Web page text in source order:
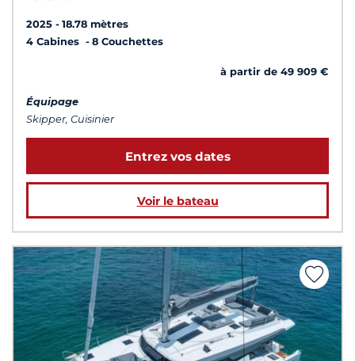
2025
18.78 mètres
4 Cabines
8 Couchettes
à partir de 49 909 €
Équipage
Skipper, Cuisinier
Entrez vos dates
Voir le bateau